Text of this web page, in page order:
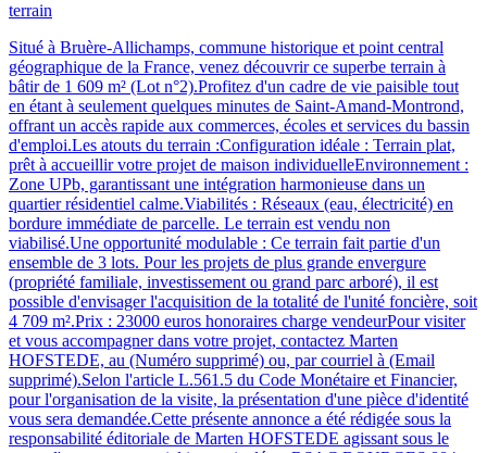
terrain
Situé à Bruère-Allichamps, commune historique et point central
géographique de la France, venez découvrir ce superbe terrain à
bâtir de 1 609 m² (Lot n°2).Profitez d'un cadre de vie paisible tout
en étant à seulement quelques minutes de Saint-Amand-Montrond,
offrant un accès rapide aux commerces, écoles et services du bassin
d'emploi.Les atouts du terrain :Configuration idéale : Terrain plat,
prêt à accueillir votre projet de maison individuelleEnvironnement :
Zone UPb, garantissant une intégration harmonieuse dans un
quartier résidentiel calme.Viabilités : Réseaux (eau, électricité) en
bordure immédiate de parcelle. Le terrain est vendu non
viabilisé.Une opportunité modulable : Ce terrain fait partie d'un
ensemble de 3 lots. Pour les projets de plus grande envergure
(propriété familiale, investissement ou grand parc arboré), il est
possible d'envisager l'acquisition de la totalité de l'unité foncière, soit
4 709 m².Prix : 23000 euros honoraires charge vendeurPour visiter
et vous accompagner dans votre projet, contactez Marten
HOFSTEDE, au (Numéro supprimé) ou, par courriel à (Email
supprimé).Selon l'article L.561.5 du Code Monétaire et Financier,
pour l'organisation de la visite, la présentation d'une pièce d'identité
vous sera demandée.Cette présente annonce a été rédigée sous la
responsabilité éditoriale de Marten HOFSTEDE agissant sous le